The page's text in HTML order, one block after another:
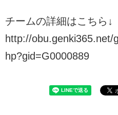
チームの詳細はこちら↓
http://obu.genki365.net/
hp?gid=G0000889